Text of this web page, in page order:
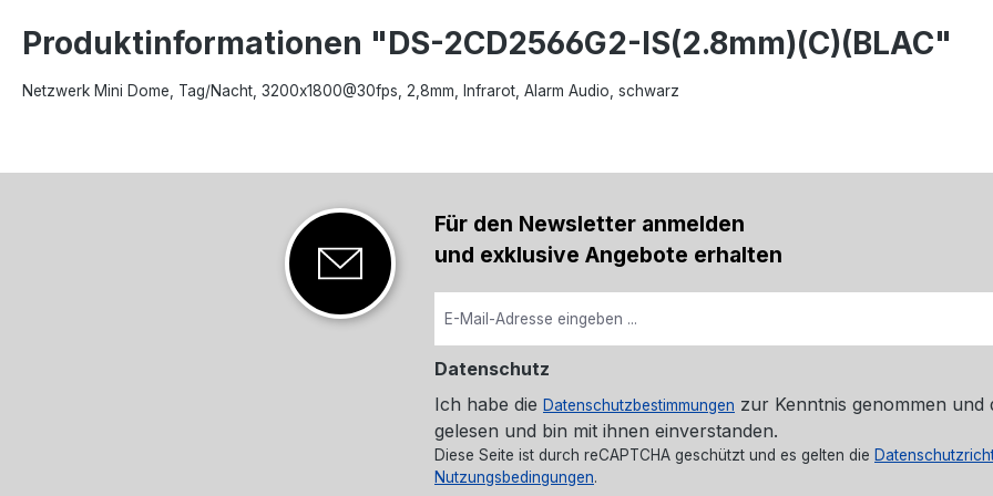
Produktinformationen "DS-2CD2566G2-IS(2.8mm)(C)(BLAC"
Netzwerk Mini Dome, Tag/Nacht, 3200x1800@30fps, 2,8mm, Infrarot, Alarm Audio, schwarz
Für den Newsletter anmelden
und exklusive Angebote erhalten
Datenschutz
Ich habe die Datenschutzbestimmungen zur Kenntnis genommen und
gelesen und bin mit ihnen einverstanden.
Diese Seite ist durch reCAPTCHA geschützt und es gelten die
Nutzungsbedingungen.